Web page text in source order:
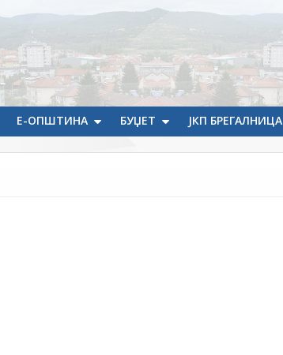
Е-ОПШТИНА БУЏЕТ ЈКП БРЕГАЛНИЦА